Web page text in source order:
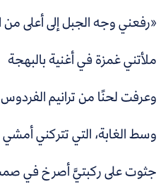
«رفعني وجه الجبل إلى أعلى من
ملأتني غمزة في أغنية بالبهجة
وعرفت لحنًا من ترانيم الفردوس
وسط الغابة، التي تتركني أمشي
جثوت على ركبتيَّ أصرخ في